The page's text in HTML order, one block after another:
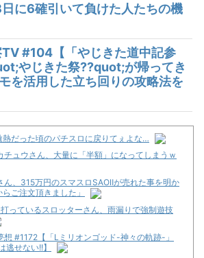
に6確引いて負けた人たちの機
#104【「やじきた道中記参
やじきた祭??quot;が帰ってき
を活用した立ち回りの攻略法を
熱だった頃のパチスロに戻りてぇよな…
チュウさん、大量に「半額」になってしまうｗ
ん、315万円のスマスロSAOⅡが売れた事を明か
ご注文頂きました」
っているスロッターさん、雨漏りで強制遊技
想 #1172【「Lミリオンゴッド-神々の軌跡-」
せない!!】